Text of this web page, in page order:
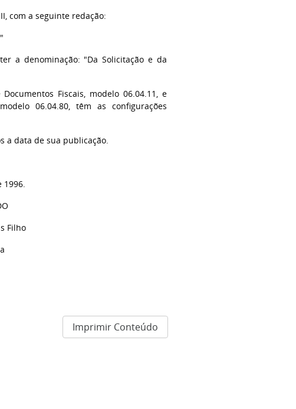
com a seguinte redação:
a denominação: "Da Solicitação e da
Fiscais, modelo 06.04.11, e
06.04.80, têm as configurações
a data de sua publicação.
1996.
Filho
Imprimir Conteúdo